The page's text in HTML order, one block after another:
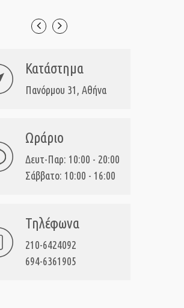
Κατάστημα
Πανόρμου 31, Αθήνα
Ωράριο
Δευτ-Παρ: 10:00 - 20:00
Σάββατο: 10:00 - 16:00
Τηλέφωνα
210-6424092
694-6361905